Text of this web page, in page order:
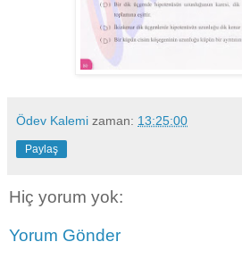
Ödev Kalemi zaman: 13:25:00
Paylaş
Hiç yorum yok:
Yorum Gönder